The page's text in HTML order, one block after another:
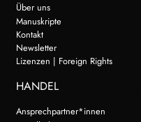
Über uns
Manuskripte
Kontakt
Newsletter
Lizenzen | Foreign Rights
HANDEL
Ansprechpartner*innen